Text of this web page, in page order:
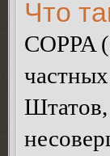
Что
COPPA